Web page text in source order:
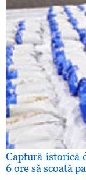
Captură istorică
6 ore să scoată